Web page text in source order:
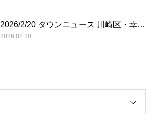
2026/2/20 タウンニュース 川崎区・幸…
2026.02.20